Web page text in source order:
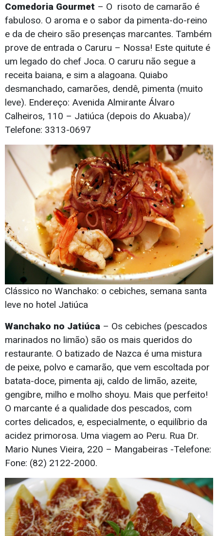
Comedoria Gourmet – O risoto de camarão é
fabuloso. O aroma e o sabor da pimenta-do-reino
e da de cheiro são presenças marcantes. Também
prove de entrada o Caruru – Nossa! Este quitute é
um legado do chef Joca. O caruru não segue a
receita baiana, e sim a alagoana. Quiabo
desmanchado, camarões, dendê, pimenta (muito
leve). Endereço: Avenida Almirante Álvaro
Calheiros, 110 – Jatiúca (depois do Akuaba)/
Telefone: 3313-0697
Clássico no Wanchako: o cebiches, semana santa
leve no hotel Jatiúca
Wanchako no Jatiúca – Os cebiches (pescados
marinados no limão) são os mais queridos do
restaurante. O batizado de Nazca é uma mistura
de peixe, polvo e camarão, que vem escoltada por
batata-doce, pimenta aji, caldo de limão, azeite,
gengibre, milho e molho shoyu. Mais que perfeito!
O marcante é a qualidade dos pescados, com
cortes delicados, e, especialmente, o equilíbrio da
acidez primorosa. Uma viagem ao Peru. Rua Dr.
Mario Nunes Vieira, 220 – Mangabeiras -Telefone:
Fone: (82) 2122-2000.